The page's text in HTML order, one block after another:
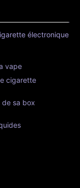
électronique
vape
cigarette
de sa box